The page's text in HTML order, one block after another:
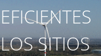
SITIOS